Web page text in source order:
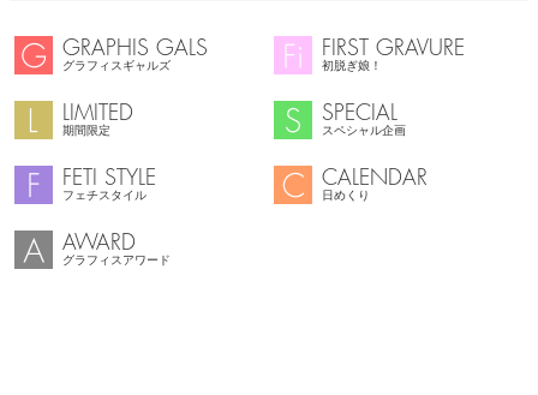
GRAPHIS GALS
グラフィスギャルズ
FIRST GRAVURE
初脱ぎ娘！
LIMITED
期間限定
SPECIAL
スペシャル企画
FETI STYLE
フェチスタイル
CALENDAR
日めくり
AWARD
グラフィスアワード